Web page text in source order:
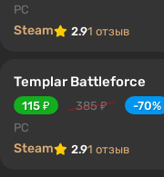
PC
Steam 2.91 отзыв
Templar Battleforce
115 ₽ 385 ₽
-70%
PC
Steam 2.91 отзыв